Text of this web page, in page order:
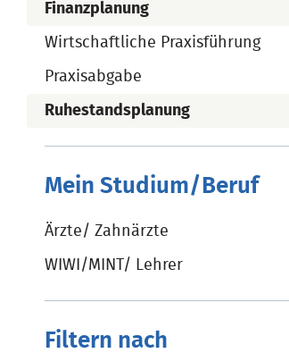
Finanzplanung
Wirtschaftliche Praxisführung
Praxisabgabe
Ruhestandsplanung
Mein Studium/Beruf
Ärzte/ Zahnärzte
WIWI/MINT/ Lehrer
Filtern nach